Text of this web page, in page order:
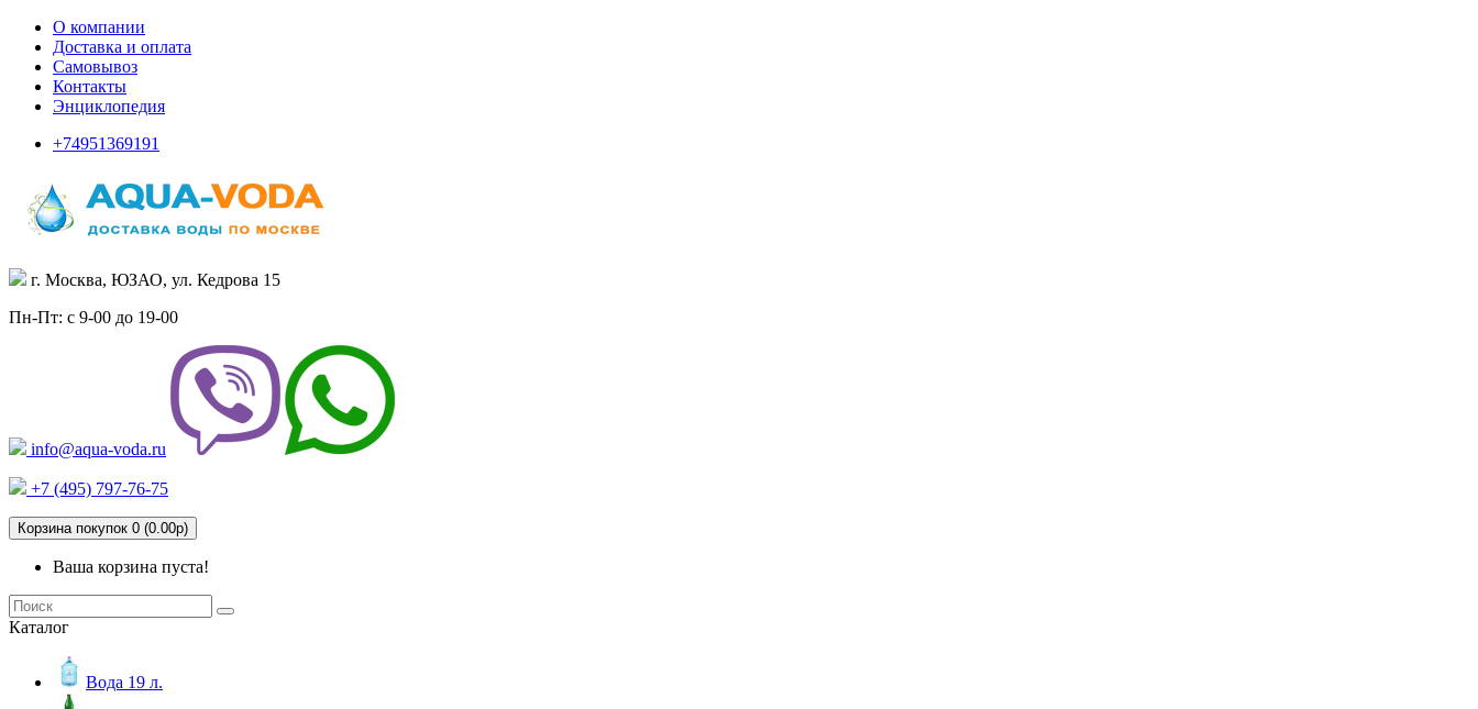
О компании
Доставка и оплата
Самовывоз
Контакты
Энциклопедия
+74951369191
г. Москва, ЮЗАО, ул. Кедрова 15
Пн-Пт: с 9-00 до 19-00
info@aqua-voda.ru
+7 (495) 797-76-75
Корзина покупок 0 (0.00р)
Ваша корзина пуста!
Каталог
Вода 19 л.